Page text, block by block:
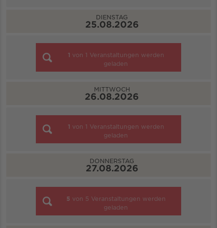
DIENSTAG
25.08.2026
1 von 1 Veranstaltungen werden
geladen
MITTWOCH
26.08.2026
1 von 1 Veranstaltungen werden
geladen
DONNERSTAG
27.08.2026
5 von 5 Veranstaltungen werden
geladen